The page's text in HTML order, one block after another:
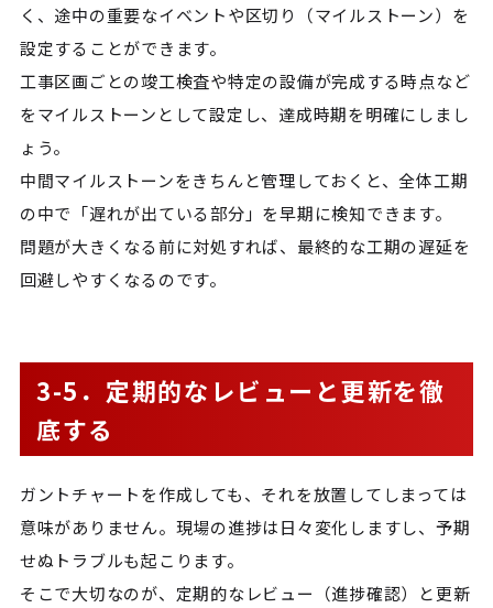
く、途中の重要なイベントや区切り（マイルストーン）を
設定することができます。
工事区画ごとの竣工検査や特定の設備が完成する時点など
をマイルストーンとして設定し、達成時期を明確にしまし
ょう。
中間マイルストーンをきちんと管理しておくと、全体工期
の中で「遅れが出ている部分」を早期に検知できます。
問題が大きくなる前に対処すれば、最終的な工期の遅延を
回避しやすくなるのです。
3-5．定期的なレビューと更新を徹
底する
ガントチャートを作成しても、それを放置してしまっては
意味がありません。現場の進捗は日々変化しますし、予期
せぬトラブルも起こります。
そこで大切なのが、定期的なレビュー（進捗確認）と更新